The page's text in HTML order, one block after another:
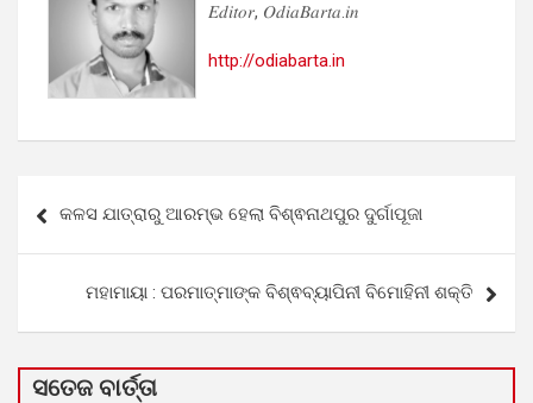
𝐸𝑑𝑖𝑡𝑜𝑟, 𝑂𝑑𝑖𝑎𝐵𝑎𝑟𝑡𝑎.𝑖𝑛
http://odiabarta.in
navigation
କଳସ ଯାତ୍ରାରୁ ଆରମ୍ଭ ହେଲା ବିଶ୍ଵନାଥପୁର ଦୁର୍ଗାପୂଜା
ମହାମାୟା : ପରମାତ୍ମାଙ୍କ ବିଶ୍ଵବ୍ୟାପିନୀ ବିମୋହିନୀ ଶକ୍ତି
ସତେଜ ବାର୍ତ୍ତା